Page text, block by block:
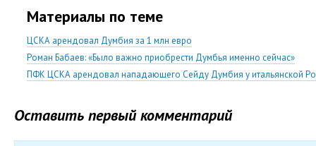
Материалы по теме
ЦСКА арендовал Думбия за 1 млн евро
Роман Бабаев: «Было важно приобрести Думбья именно сейчас»
ПФК ЦСКА арендовал нападающего Сейду Думбия у итальянской
Оставить первый комментарий